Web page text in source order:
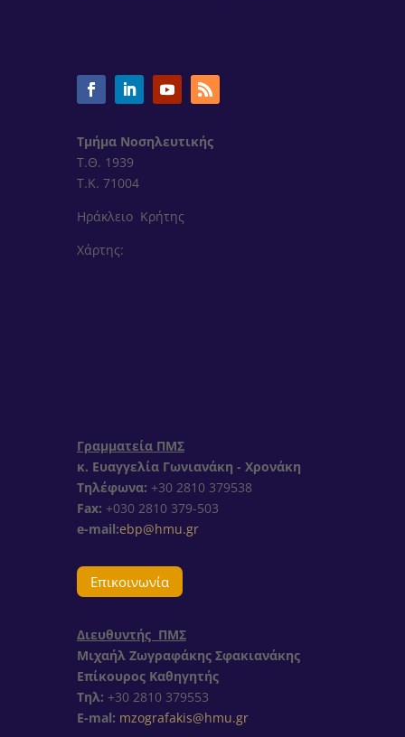
Τμήμα Νοσηλευτικής
Τ.Θ. 1939
Τ.Κ. 71004
Ηράκλειο Κρήτης
Χάρτης:
Γραμματεία ΠΜΣ
κ. Ευαγγελία Γωνιανάκη - Χρονάκη
Τηλέφωνα: +30 2810 379538
Fax: +030 2810 379-503
e-mail:ebp@hmu.gr
Επικοινωνία
Διευθυντής ΠΜΣ
Μιχαήλ Ζωγραφάκης Σφακιανάκης
Επίκουρος Καθηγητής
Τηλ: +30 2810 379553
E-mal: mzografakis@hmu.gr